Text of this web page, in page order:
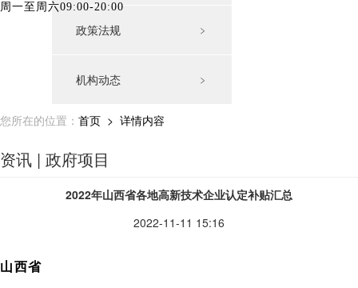
周一至周六09:00-20:00
政策法规 ﹥
机构动态 ﹥
您所在的位置： 首页 > 详情内容
资讯 | 政府项目
2022年山西省各地高新技术企业认定补贴汇总
2022-11-11 15:16
山西省